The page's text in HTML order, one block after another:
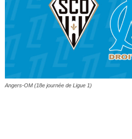
Angers-OM (18e journée de Ligue 1)